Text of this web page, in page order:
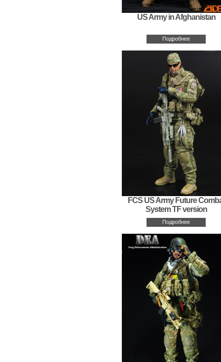
US Army in Afghanistan
Подробнее
FCS US Army Future
System TF version
Подробнее